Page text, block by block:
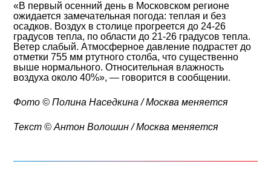
«В первый осенний день в Московском регионе
ожидается замечательная погода: теплая и без
осадков. Воздух в столице прогреется до 24-26
градусов тепла, по области до 21-26 градусов тепла.
Ветер слабый. Атмосферное давление подрастет до
отметки 755 мм ртутного столба, что существенно
выше нормального. Относительная влажность
воздуха около 40%», — говорится в сообщении.
Фото © Полина Наседкина / Москва меняется
Текст © Антон Волошин / Москва меняется